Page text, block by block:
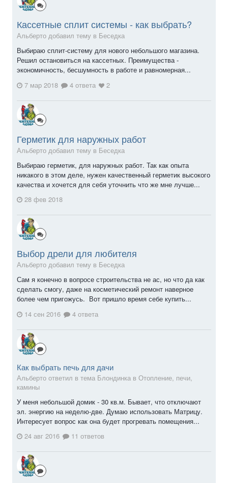
Кассетные сплит системы - как выбрать?
Альберто добавил тему в Беседка
Выбираю сплит-систему для нового небольшого магазина.
Решил остановиться на кассетных. Преимущества -
экономичность, бесшумность в работе и равномерная...
7 мар 2018
4 ответа 2
Герметик для наружных работ
Альберто добавил тему в Беседка
Выбираю герметик, для наружных работ. Так как опыта
никакого в этом деле, нужен качественный герметик высокого
качества и хочется для себя уточнить что же мне лучше...
28 фев 2018
Выбор дрели для любителя
Альберто добавил тему в Беседка
Сам я конечно в вопросе строительства не ас, но что да как
сделать смогу, даже на косметический ремонт наверное
более чем пригожусь. Вот пришло время себе купить...
14 сен 2016
4 ответа
Как выбрать печь для дачи
Альберто ответил в тема Блондинка в Отопление, печи,
камины
У меня небольшой домик - 30 кв.м. Бывает, что отключают
эл. энергию на неделю-две. Думаю использовать Матрицу.
Интересует вопрос как она будет прогревать помещения...
24 авг 2016
11 ответов